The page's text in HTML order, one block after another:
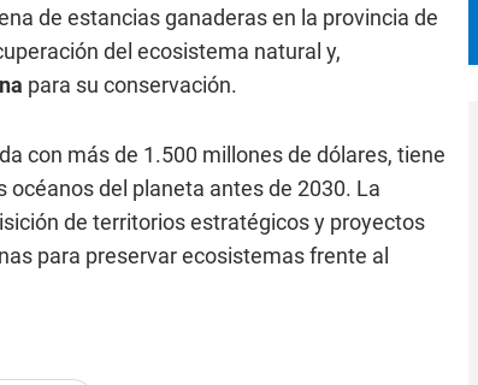
de estancias ganaderas en la provincia de
del ecosistema natural y,
para su conservación.
con más de 1.500 millones de dólares, tiene
del planeta antes de 2030. La
de territorios estratégicos y proyectos
para preservar ecosistemas frente al